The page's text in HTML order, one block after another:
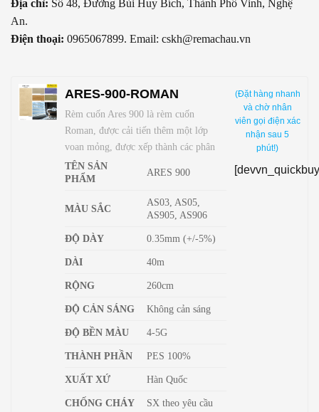
Địa chỉ: Số 48, Đường Bùi Huy Bích, Thành Phố Vinh, Nghệ
An.
Điện thoại: 0965067899. Email: cskh@remachau.vn
ARES-900-ROMAN
Rèm cuốn Ares 900 là rèm cuốn
Roman, được cải tiến thêm một lớp
voan mỏng, được xếp thành các phân
đoạn đều nhau đẹp mắt.
TÊN SẢN
PHẨM
ARES 900
MÀU SẮC
AS03, AS05,
AS905, AS906
ĐỘ DÀY 0.35mm (+/-5%)
DÀI 40m
RỘNG 260cm
ĐỘ CẢN SÁNG Không cản sáng
ĐỘ BỀN MÀU 4-5G
THÀNH PHẦN PES 100%
XUẤT XỨ Hàn Quốc
CHỐNG CHÁY SX theo yêu cầu
(Đặt hàng nhanh
và chờ nhân
viên gọi điện xác
nhận sau 5
phút!)